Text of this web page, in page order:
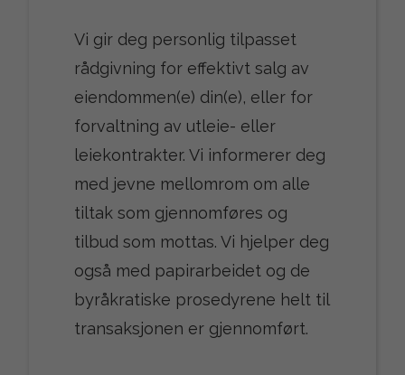
Vi gir deg personlig tilpasset
rådgivning for effektivt salg av
eiendommen(e) din(e), eller for
forvaltning av utleie- eller
leiekontrakter. Vi informerer deg
med jevne mellomrom om alle
tiltak som gjennomføres og
tilbud som mottas. Vi hjelper deg
også med papirarbeidet og de
byråkratiske prosedyrene helt til
transaksjonen er gjennomført.